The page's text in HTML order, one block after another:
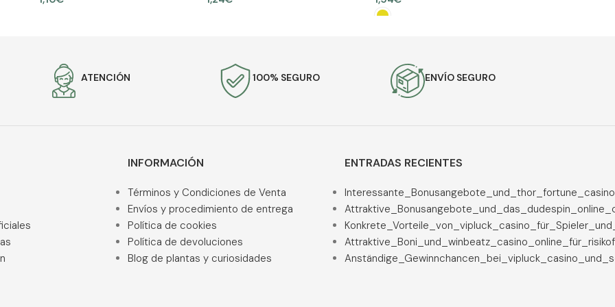
ATENCIÓN 100% SEGURO ENVÍO SEGURO
INFORMACIÓN
Términos y Condiciones de Venta
Envíos y procedimiento de entrega
Política de cookies
Política de devoluciones
Blog de plantas y curiosidades
ENTRADAS RECIENTES